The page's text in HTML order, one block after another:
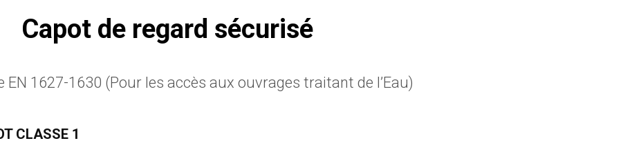
Capot de regard sécurisé
EN 1627-1630 (Pour les accès aux ouvrages traitant de l’Eau)
CLASSE 1